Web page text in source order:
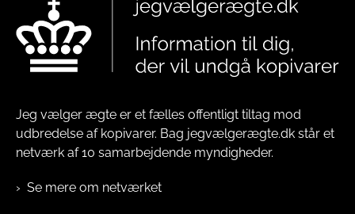
Jeg vælger ægte er et fælles offentligt tiltag mod
udbredelse af kopivarer. Bag jegvælgerægte.dk står et
netværk af 10 samarbejdende myndigheder.
Se mere om netværket